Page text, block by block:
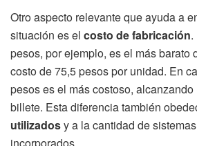
Otro aspecto relevante que ayuda a
situación es el costo de fabricación.
pesos, por ejemplo, es el más barato
costo de 75,5 pesos por unidad. En
pesos es el más costoso,
billete. Esta diferencia también
utilizadosy a la cantidad de
incorporados.